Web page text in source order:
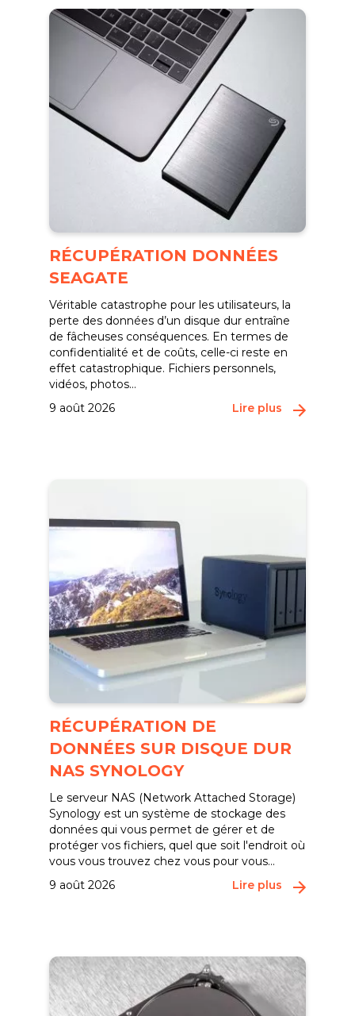
RÉCUPÉRATION DONNÉES
SEAGATE
Véritable catastrophe pour les utilisateurs, la
perte des données d’un disque dur entraîne
de fâcheuses conséquences. En termes de
confidentialité et de coûts, celle-ci reste en
effet catastrophique. Fichiers personnels,
vidéos, photos...
9 août 2026
Lire plus
RÉCUPÉRATION DE
DONNÉES SUR DISQUE DUR
NAS SYNOLOGY
Le serveur NAS (Network Attached Storage)
Synology est un système de stockage des
données qui vous permet de gérer et de
protéger vos fichiers, quel que soit l'endroit où
vous vous trouvez chez vous pour vous...
9 août 2026
Lire plus